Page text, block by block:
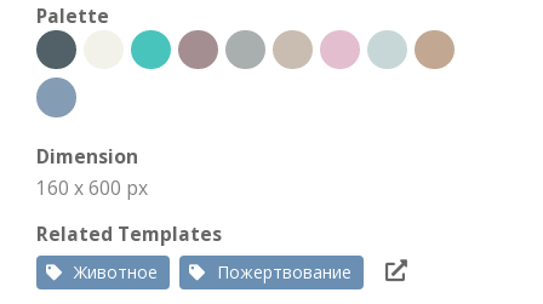
Palette
Dimension
160 x 600 px
Related Templates
Животное Пожертвование